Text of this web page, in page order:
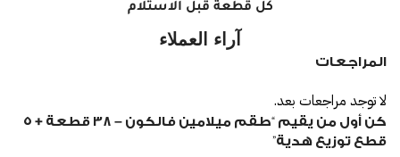
كل قطعة قبل الاستلام
آراء العملاء
المراجعات
لا توجد مراجعات بعد.
كن أول من يقيم “طقم ميلامين فالكون – ٣٨ قطعة + ٥
قطع توزيع هدية”